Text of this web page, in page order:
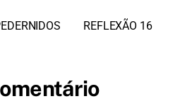
REFLEXÃO 16